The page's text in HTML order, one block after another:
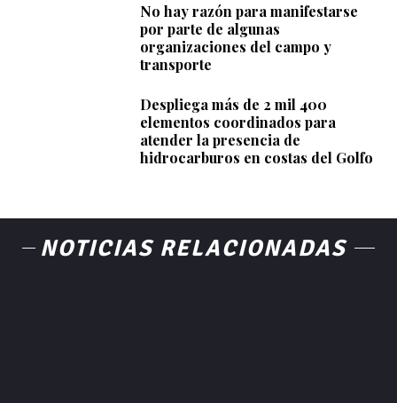
No hay razón para manifestarse
por parte de algunas
organizaciones del campo y
transporte
Despliega más de 2 mil 400
elementos coordinados para
atender la presencia de
hidrocarburos en costas del Golfo
NOTICIAS RELACIONADAS